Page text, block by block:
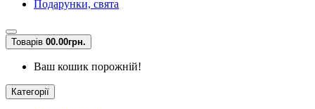
Подарунки, свята
Товарів 00.00грн.
Ваш кошик порожній!
Категорії